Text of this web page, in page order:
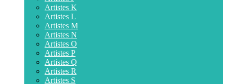
Artistes K
Artistes L
Artistes M
Artistes N
Artistes O
Artistes P
Artistes Q
Artistes R
Artistes S